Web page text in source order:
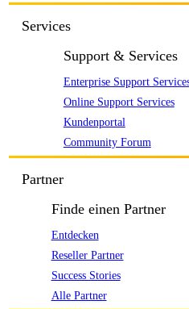
Services
Support & Services
Enterprise Support
Online Support Services
Kundenportal
Community Forum
Partner
Finde einen Partner
Entdecken
Reseller Partner
Success Stories
Alle Partner